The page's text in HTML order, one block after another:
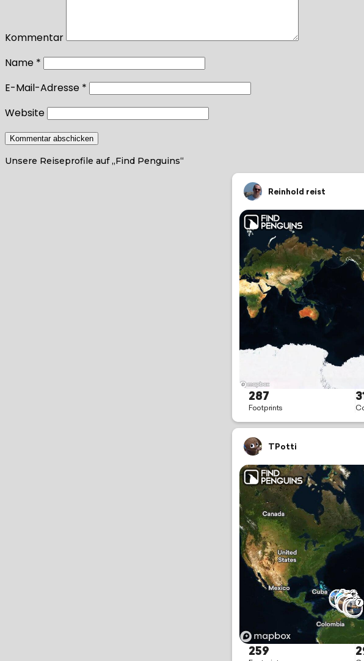
Kommentar
Name *
E-Mail-Adresse *
Website
Unsere Reiseprofile auf „Find Penguins“